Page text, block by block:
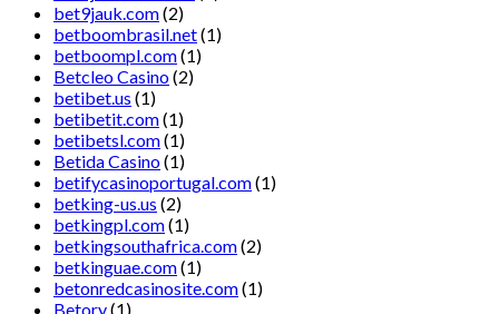
bet9jauk.com(2)
betboombrasil.net(1)
betboompl.com(1)
Betcleo Casino(2)
betibet.us (1)
betibetit.com(1)
betibetsl.com(1)
Betida Casino(1)
betifycasinoportugal.com(1)
betking-us.us (2)
betkingpl.com(1)
betkingsouthafrica.com(2)
betkinguae.com(1)
betonredcasinosite.com(1)
Betory(1)